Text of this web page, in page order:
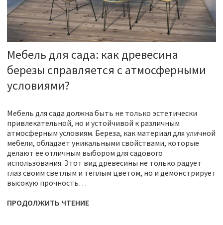
Мебель для сада: как древесина
березы справляется с атмосферными
условиями?
Мебель для сада должна быть не только эстетически
привлекательной, но и устойчивой к различным
атмосферным условиям. Береза, как материал для уличной
мебели, обладает уникальными свойствами, которые
делают ее отличным выбором для садового
использования. Этот вид древесины не только радует
глаз своим светлым и теплым цветом, но и демонстрирует
высокую прочность…
ПРОДОЛЖИТЬ ЧТЕНИЕ